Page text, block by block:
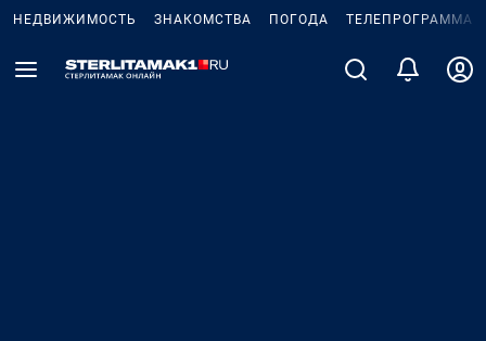
НЕДВИЖИМОСТЬ ЗНАКОМСТВА ПОГОДА ТЕЛЕПРОГРАММА